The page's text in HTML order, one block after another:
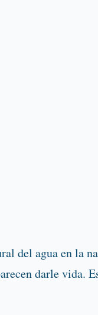
del agua en la
darle vida.